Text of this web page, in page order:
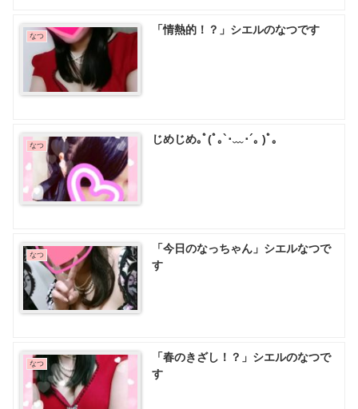
なつ 「情熱的！？」シエルのなつです
なつ じめじめ｡ﾟ(ﾟ｡`･﹏･´｡ )ﾟ｡
なつ
「今日のなっちゃん」シエルなつで
す
なつ
「春のきざし！？」シエルのなつで
す